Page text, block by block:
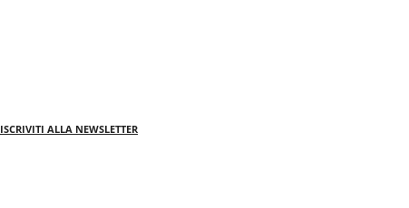
ISCRIVITI ALLA NEWSLETTER